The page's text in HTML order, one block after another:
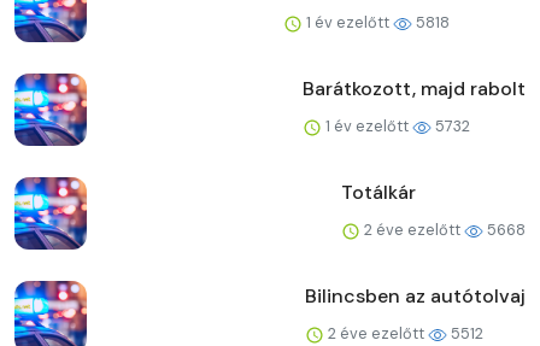
1 év ezelőtt 5818
Barátkozott, majd rabolt
1 év ezelőtt 5732
Totálkár
2 éve ezelőtt 5668
Bilincsben az autótolvaj
2 éve ezelőtt 5512